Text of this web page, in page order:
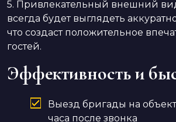
5. Привлекательный внешний
всегда будет выглядеть
что создаст положительное
гостей.
Эффективность и
Выезд бригады на объект
часа после звонка